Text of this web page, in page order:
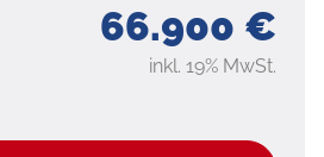
66.900 €
inkl. 19% MwSt.